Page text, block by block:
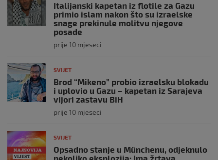
Italijanski kapetan iz flotile za Gazu
primio islam nakon što su izraelske
snage prekinule molitvu njegove
posade
prije 10 mjeseci
SVIJET
Brod “Mikeno” probio izraelsku blokadu
i uplovio u Gazu – kapetan iz Sarajeva
vijori zastavu BiH
prije 10 mjeseci
SVIJET
Opsadno stanje u Münchenu, odjeknulo
nekoliko eksplozija: Ima žrtava,